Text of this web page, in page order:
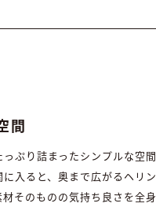
間
ぷり詰まったシンプルな空間
入ると、奥まで広がるヘリン
そのものの気持ち良さを全身